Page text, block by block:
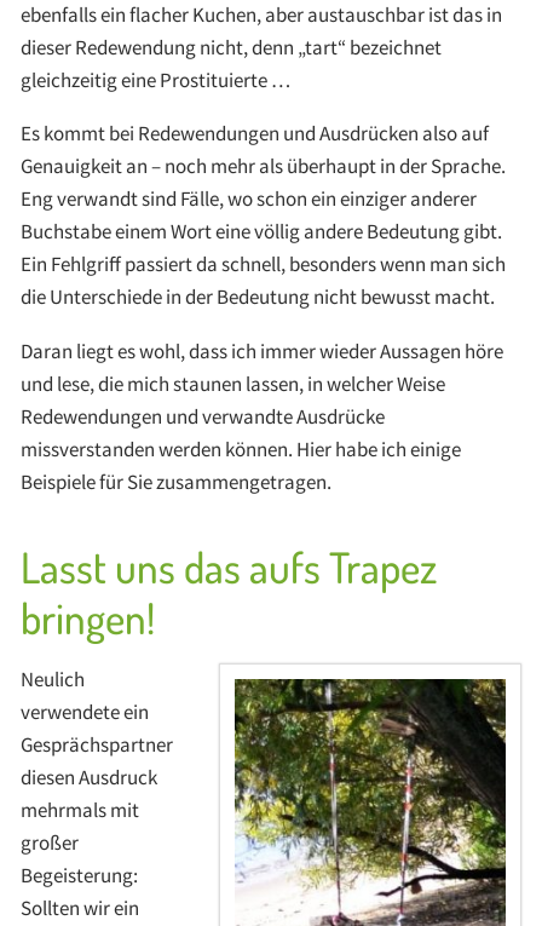
ebenfalls ein flacher Kuchen, aber austauschbar ist das in
dieser Redewendung nicht, denn „tart“ bezeichnet
gleichzeitig eine Prostituierte …
Es kommt bei Redewendungen und Ausdrücken also auf
Genauigkeit an – noch mehr als überhaupt in der Sprache.
Eng verwandt sind Fälle, wo schon ein einziger anderer
Buchstabe einem Wort eine völlig andere Bedeutung gibt.
Ein Fehlgriff passiert da schnell, besonders wenn man sich
die Unterschiede in der Bedeutung nicht bewusst macht.
Daran liegt es wohl, dass ich immer wieder Aussagen höre
und lese, die mich staunen lassen, in welcher Weise
Redewendungen und verwandte Ausdrücke
missverstanden werden können. Hier habe ich einige
Beispiele für Sie zusammengetragen.
Lasst uns das aufs Trapez
bringen!
Neulich
verwendete ein
Gesprächspartner
diesen Ausdruck
mehrmals mit
großer
Begeisterung:
Sollten wir ein